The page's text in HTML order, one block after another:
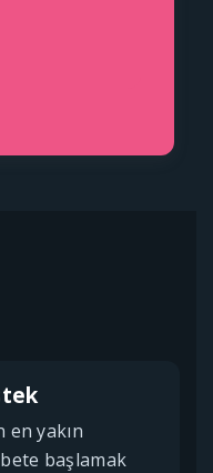
en yakın
başlamak